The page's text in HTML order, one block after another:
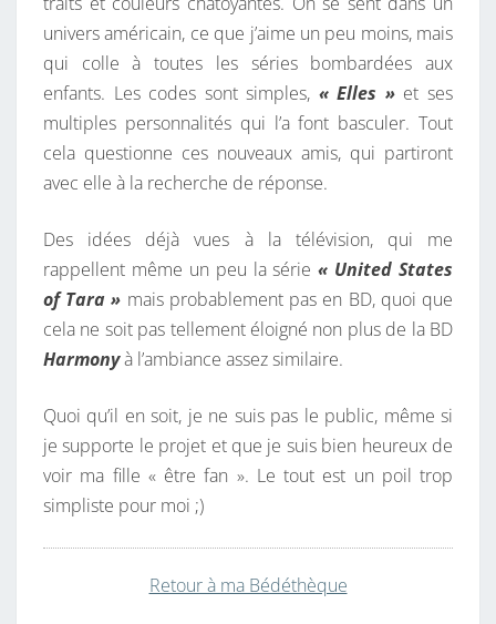
univers américain, ce que j’aime un peu moins, mais
qui colle à toutes les séries bombardées aux
enfants. Les codes sont simples, « Elles »et ses
multiples personnalités qui l’a font basculer. Tout
cela questionne ces nouveaux amis, qui partiront
avec elle à la recherche de réponse.
Des idées déjà vues à la télévision, qui me
rappellent même un peu la série« United States
of Tara » mais probablement pas en BD, quoi que
cela ne soit pas tellement éloigné non plus de la BD
Harmonyà l’ambiance assez similaire.
Quoi qu’il en soit, je ne suis pas le public, même si
je supporte le projet et que je suis bien heureux de
voir ma fille « être fan ». Le tout est un poil trop
simpliste pour moi ;)
Retour à ma Bédéthèque